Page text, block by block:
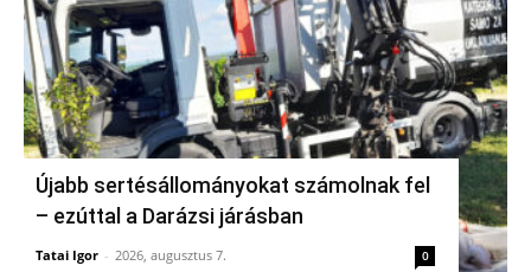
Újabb sertésállományokat számolnak fel
– ezúttal a Darázsi járásban
Tatai Igor - 2026, augusztus 7. 0